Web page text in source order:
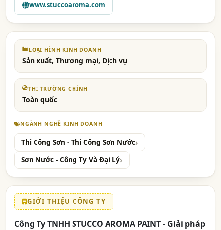
www.stuccoaroma.com
LOẠI HÌNH KINH DOANH
Sản xuất, Thương mại, Dịch vụ
THỊ TRƯỜNG CHÍNH
Toàn quốc
NGÀNH NGHỀ KINH DOANH
Thi Công Sơn - Thi Công Sơn Nước
Sơn Nước - Công Ty Và Đại Lý
GIỚI THIỆU CÔNG TY
Công Ty TNHH STUCCO AROMA PAINT - Giải pháp